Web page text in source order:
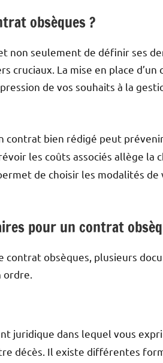
obsèques ?
non seulement de définir ses
cruciaux. La mise en place
de vos souhaits à la
contrat bien rédigé peut
les coûts associés allège la
de choisir les modalités
pour un contrat
contrat obsèques, plusieurs
juridique dans lequel vous
décès. Il existe différentes